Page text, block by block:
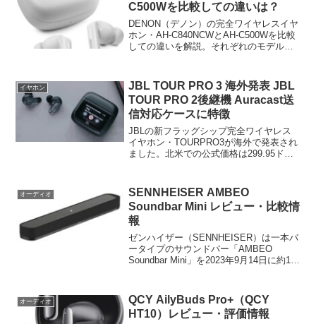
C500Wを比較しての違いは？
DENON（デノン）の完全ワイヤレスイヤ
ホン・AH-C840NCWとAH-C500Wを比較
しての違いを解説。それぞれのモデルの
イヤホン
JBL TOUR PRO 3 海外発表 JBL
TOUR PRO 2後継機 Auracast送
信対応ケースに特徴
JBLの新フラッグシップ完全ワイヤレス
イヤホン・TOURPRO3が海外で発表され
ました。北米での公式価格は299.95ド
す。
オーディオ
SENNHEISER AMBEO
Soundbar Mini レビュー・比較情
報
ゼンハイザー（SENNHEISER）は一本バ
ータイプのサウンドバー「AMBEO
Soundbar Mini」を2023年9月14日に約13
オーディオ
QCY AilyBuds Pro+（QCY
HT10）レビュー・評価情報